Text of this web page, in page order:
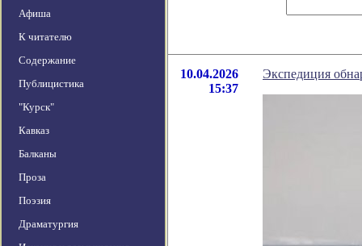
Афиша
К читателю
Содержание
Публицистика
"Курск"
Кавказ
Балканы
Проза
Поэзия
Драматургия
10.04.2026
15:37
Экспедиция